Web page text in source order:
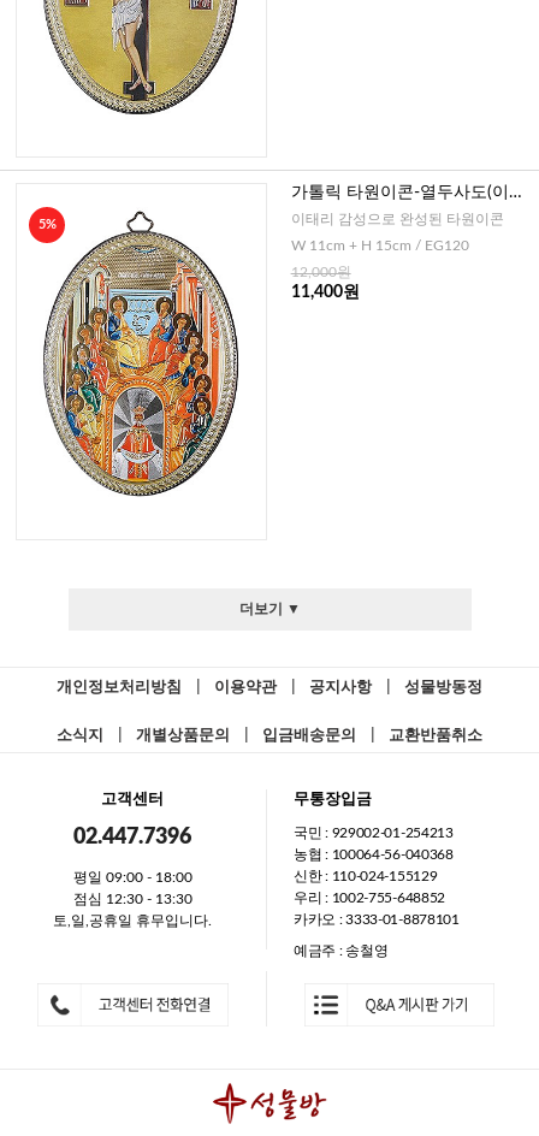
5%
가톨릭 타원이콘-열두사도(이태
리)
이태리 감성으로 완성된 타원이콘
W 11cm + H 15cm / EG120
12,000원
11,400원
더보기 ▼
개인정보처리방침 이용약관 공지사항 성물방동정
소식지 개별상품문의 입금배송문의 교환반품취소
고객센터
02.447.7396
평일 09:00 - 18:00
점심 12:30 - 13:30
토,일,공휴일 휴무입니다.
무통장입금
국민 : 929002-01-254213
농협 : 100064-56-040368
신한 : 110-024-155129
우리 : 1002-755-648852
카카오 : 3333-01-8878101
예금주 : 송철영